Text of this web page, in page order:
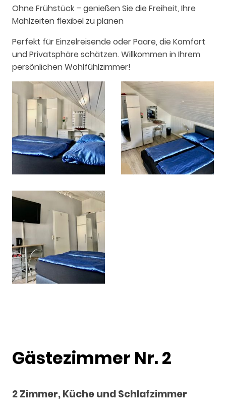
Ohne Frühstück – genießen Sie die Freiheit, Ihre
Mahlzeiten flexibel zu planen
Perfekt für Einzelreisende oder Paare, die Komfort
und Privatsphäre schätzen. Willkommen in Ihrem
persönlichen Wohlfühlzimmer!
Gästezimmer Nr. 2
2 Zimmer, Küche und Schlafzimmer